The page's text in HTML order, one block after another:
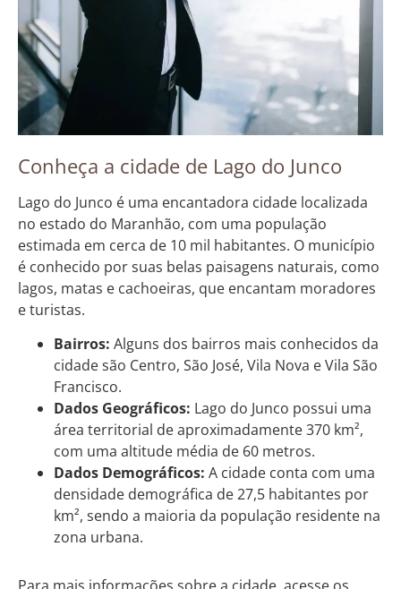
Conheça a cidade de Lago do Junco
Lago do Junco é uma encantadora cidade localizada
no estado do Maranhão, com uma população
estimada em cerca de 10 mil habitantes. O município
é conhecido por suas belas paisagens naturais, como
lagos, matas e cachoeiras, que encantam moradores
e turistas.
Bairros: Alguns dos bairros mais conhecidos da
cidade são Centro, São José, Vila Nova e Vila São
Francisco.
Dados Geográficos: Lago do Junco possui uma
área territorial de aproximadamente 370 km²,
com uma altitude média de 60 metros.
Dados Demográficos: A cidade conta com uma
densidade demográfica de 27,5 habitantes por
km², sendo a maioria da população residente na
zona urbana.